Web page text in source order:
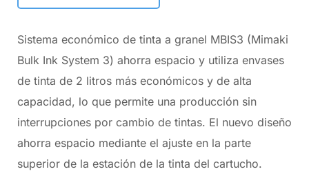
Sistema económico de tinta a granel MBIS3 (Mimaki
Bulk Ink System 3) ahorra espacio y utiliza envases
de tinta de 2 litros más económicos y de alta
capacidad, lo que permite una producción sin
interrupciones por cambio de tintas. El nuevo diseño
ahorra espacio mediante el ajuste en la parte
superior de la estación de la tinta del cartucho.